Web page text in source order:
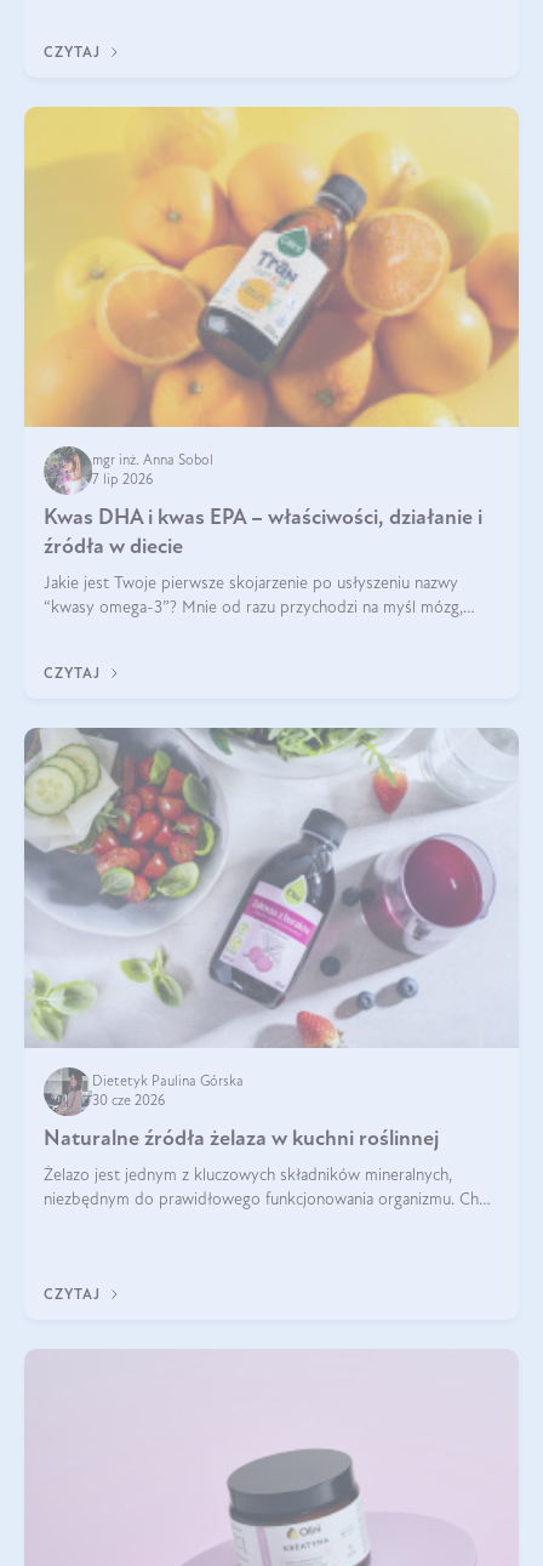
CZYTAJ
mgr inż. Anna Sobol
7 lip 2026
Kwas DHA i kwas EPA – właściwości, działanie i
źródła w diecie
Jakie jest Twoje pierwsze skojarzenie po usłyszeniu nazwy
“kwasy omega-3”? Mnie od razu przychodzi na myśl mózg,
EPA.
CZYTAJ
Dietetyk Paulina Górska
30 cze 2026
Naturalne źródła żelaza w kuchni roślinnej
Żelazo jest jednym z kluczowych składników mineralnych,
niezbędnym do prawidłowego funkcjonowania organizmu. Choć
CZYTAJ